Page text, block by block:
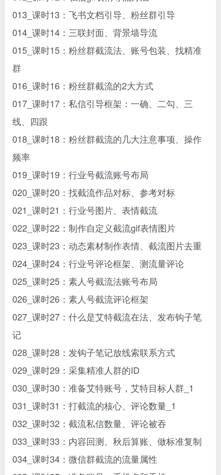
013_课时13：飞书文档引导、粉丝群引导
014_课时14：三联封面、背景墙导流
015_课时15：粉丝群截流法、账号包装、找精准
群
016_课时16：粉丝群截流的2大方式
017_课时17：私信引导框架：一确、二勾、三
线、四跟
018_课时18：粉丝群截流的几大注意事项、操作
频率
019_课时19：行业号截流账号布局
020_课时20：找截流作品对标、参考对标
021_课时21：行业号图片、表情截流
022_课时22：制作自定义截流gif表情图片
023_课时23：动态素材制作表情、截流图片去重
024_课时24：行业号评论框架、测流量评论
025_课时25：素人号截流法账号布局
026_课时26：素人号截流评论框架
027_课时27：什么是艾特截流在法、发布钩子笔
记
028_课时28：发钩子笔记放线索联系方式
029_课时29：采集精准人群的ID
030_课时30：准备艾特账号，艾特目标人群_1
031_课时31：打截流的核心、评论数量_1
032_课时32：截流私信数量、评论被吞
033_课时33：内容回测、秋后算账、做标准复制
034_课时34：微信群截流的流量属性